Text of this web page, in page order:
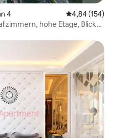
4
4,84 (154)
hohe Etage, Blick